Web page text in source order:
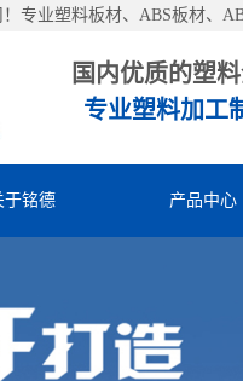
专业塑料板材、ABS板材、
国内优质的塑
专业塑料加工
于铭德 产品中心